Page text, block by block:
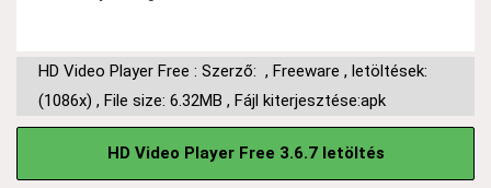
HD Video Player Free : Szerző: , Freeware , letöltések:
(1086x) , File size: 6.32MB , Fájl kiterjesztése:apk
HD Video Player Free 3.6.7 letöltés